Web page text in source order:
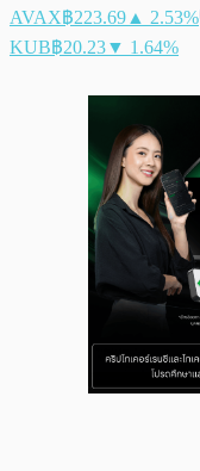
AVAX฿223.69 ▲ 2.53%
KUB฿20.23▼ 1.64%